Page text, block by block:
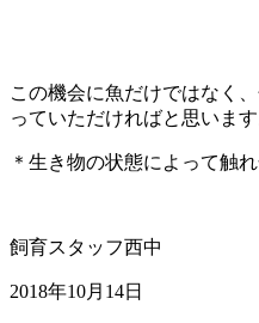
この機会に魚だけではなく
っていただければと思います
＊生き物の状態によって触
飼育スタッフ西中
2018年10月14日